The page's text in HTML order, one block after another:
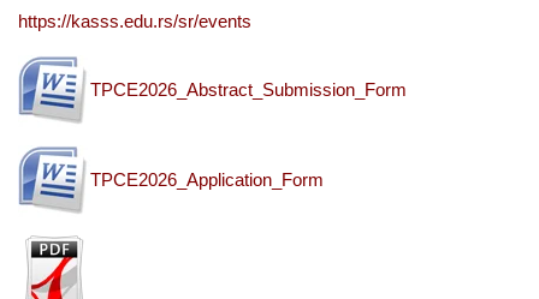
https://kasss.edu.rs/sr/events
TPCE2026_Abstract_Submission_Form
TPCE2026_Application_Form